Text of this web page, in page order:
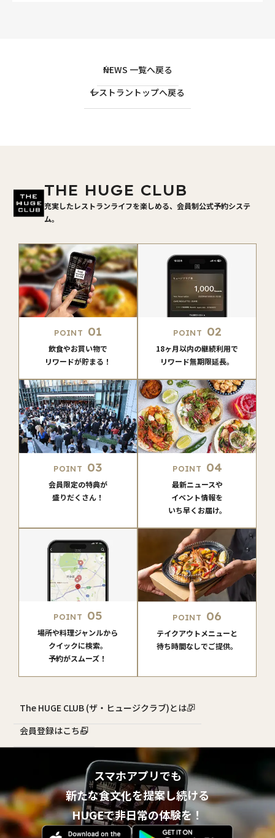
NEWS 一覧へ戻る
レストラントップへ戻る
THE HUGE CLUB
充実したレストランライフを楽しめる、会員制公式予約システ
ム。
POINT 01
飲食やお買い物で
リワードが貯まる！
POINT 02
18ヶ月以内の継続利用で
リワード無期限延長。
POINT 03
会員限定の特典が
盛りだくさん！
POINT 04
最新ニュースや
イベント情報を
いち早くお届け。
POINT 05
場所や料理ジャンルから
クイックに検索。
予約がスムーズ！
POINT 06
テイクアウトメニューと
待ち時間なしでご提供。
The HUGE CLUB (ザ・ヒュージクラブ)とは？
会員登録はこちら
スマホアプリでも
新たな食文化を提案し続ける
HUGEで非日常の体験を！